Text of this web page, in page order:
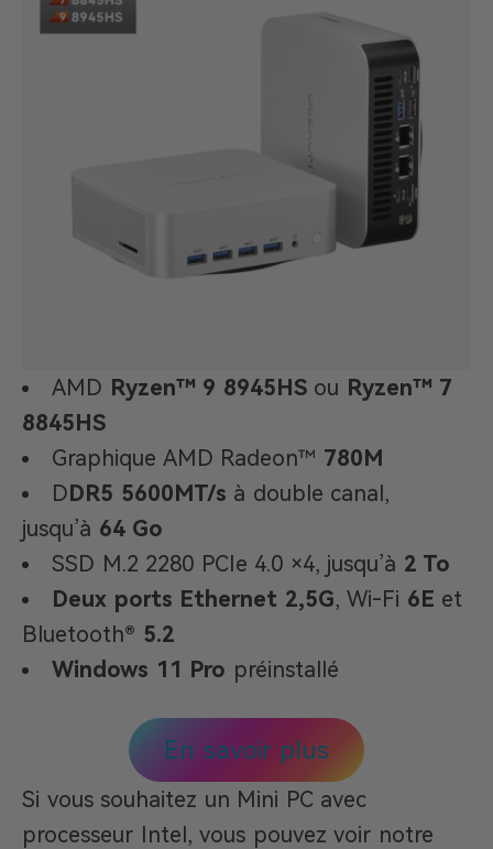
AMD Ryzen™ 9 8945HSou Ryzen™ 7
8845HS
Graphique AMD Radeon™ 780M
DDR5 5600MT/s à double canal,
jusqu’à 64 Go
SSD M.2 2280 PCIe 4.0 ×4, jusqu’à 2 To
Deux ports Ethernet 2,5G, Wi-Fi 6E et
Bluetooth® 5.2
Windows 11 Pro préinstallé
En savoir plus
Si vous souhaitez un Mini PC avec
processeur Intel, vous pouvez voir notre